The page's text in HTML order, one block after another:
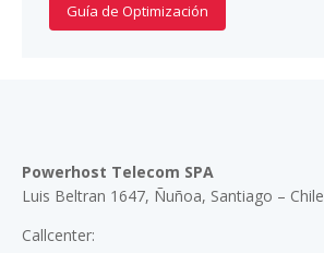
Guía de Optimización
Powerhost Telecom SPA
Luis Beltran 1647, Ñuñoa, Santiago – Chile
Callcenter: